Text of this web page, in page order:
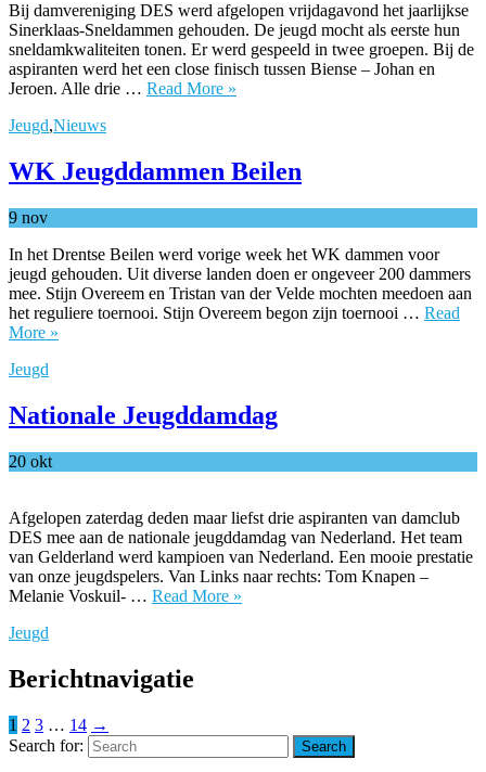
Bij damvereniging DES werd afgelopen vrijdagavond het jaarlijkse
Sinerklaas-Sneldammen gehouden. De jeugd mocht als eerste hun
sneldamkwaliteiten tonen. Er werd gespeeld in twee groepen. Bij de
aspiranten werd het een close finisch tussen Biense – Johan en
Jeroen. Alle drie … Read More »
Jeugd,Nieuws
WK Jeugddammen Beilen
9 nov
In het Drentse Beilen werd vorige week het WK dammen voor
jeugd gehouden. Uit diverse landen doen er ongeveer 200 dammers
mee. Stijn Overeem en Tristan van der Velde mochten meedoen aan
het reguliere toernooi. Stijn Overeem begon zijn toernooi … Read
More »
Jeugd
Nationale Jeugddamdag
20 okt
Afgelopen zaterdag deden maar liefst drie aspiranten van damclub
DES mee aan de nationale jeugddamdag van Nederland. Het team
van Gelderland werd kampioen van Nederland. Een mooie prestatie
van onze jeugdspelers. Van Links naar rechts: Tom Knapen –
Melanie Voskuil- … Read More »
Jeugd
Berichtnavigatie
1 2 3 … 14 →
Search for:
Search